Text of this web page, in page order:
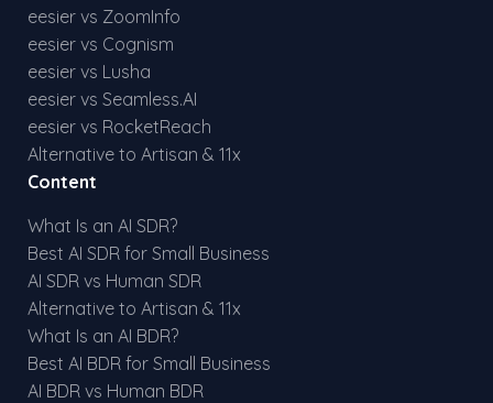
eesier vs ZoomInfo
eesier vs Cognism
eesier vs Lusha
eesier vs Seamless.AI
eesier vs RocketReach
Alternative to Artisan & 11x
Content
What Is an AI SDR?
Best AI SDR for Small Business
AI SDR vs Human SDR
Alternative to Artisan & 11x
What Is an AI BDR?
Best AI BDR for Small Business
AI BDR vs Human BDR